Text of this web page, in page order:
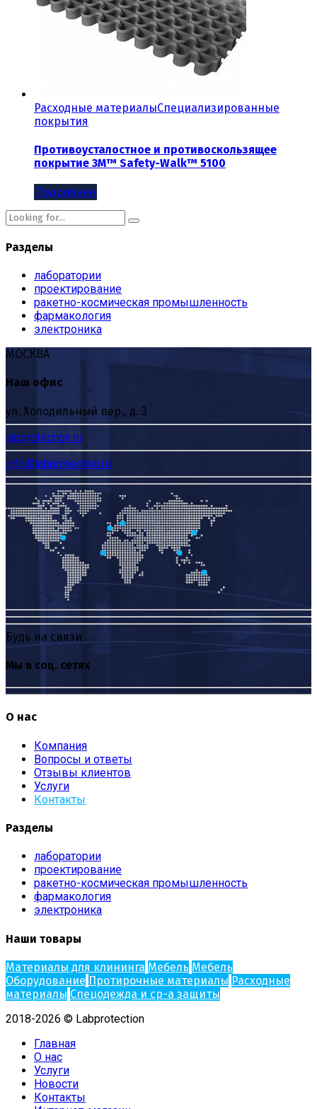
Расходные материалыСпециализированные
покрытия
Противоусталостное и противоскользящее
покрытие 3M™ Safety-Walk™ 5100
Подробнее
Разделы
лаборатории
проектирование
ракетно-космическая промышленность
фармакология
электроника
МОСКВА
Наш офис
ул. Холодильный пер., д. 3
labprotection.ru
info@labprotection.ru
Будь на связи
Мы в соц. сетях
О нас
Компания
Вопросы и ответы
Отзывы клиентов
Услуги
Контакты
Разделы
лаборатории
проектирование
ракетно-космическая промышленность
фармакология
электроника
Наши товары
Материалы для клининга Мебель Мебель
Оборудование Протирочные материалы Расходные
материалы Спецодежда и ср-а защиты
2018-2026 © Labprotection
Главная
О нас
Услуги
Новости
Контакты